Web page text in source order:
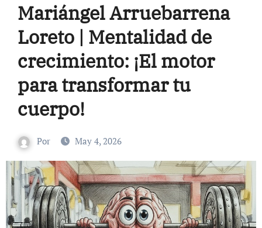
Mariángel Arruebarrena
Loreto | Mentalidad de
crecimiento: ¡El motor
para transformar tu
cuerpo!
Por May 4, 2026